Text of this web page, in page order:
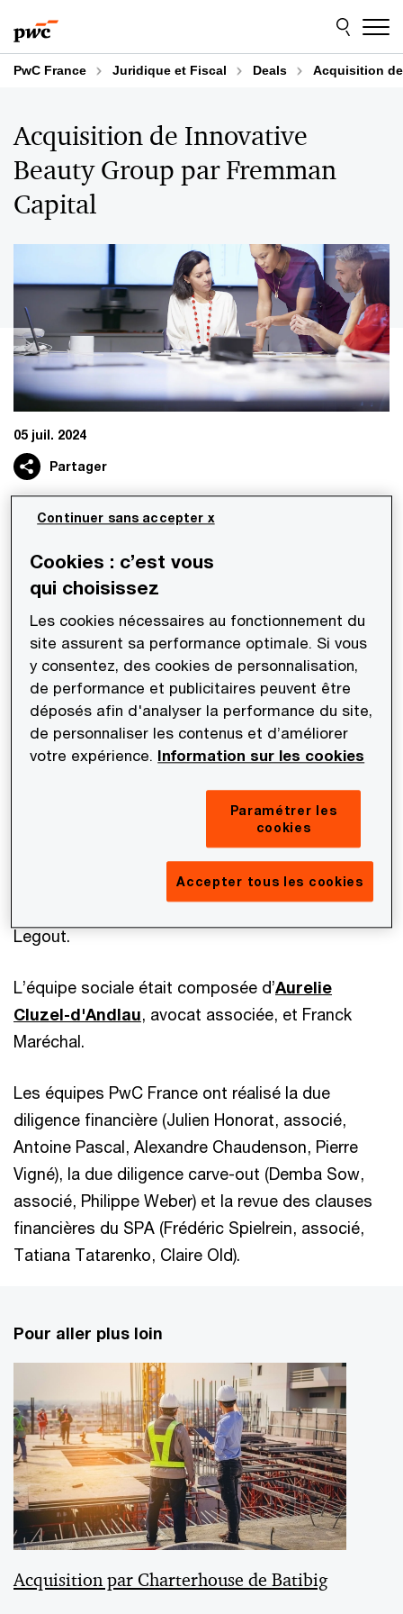
au
contenu
au
pied
dePwC France Juridique et Fiscal Deals Acquisition
Acquisition de Innovative
Beauty Group par Fremman
Capital
05 juil. 2024
Partager
d’Avocats sont intervenues pour le
compte Fremman Capital dans le cadre de
son acquisition de Innovative Beauty Group :
PwC Société d’Avocats a réalisé les travaux de
due diligence fiscale, juridique et sociale pour le
compte de Fremman Capital dans le cadre de son
acquisition de Innovative Beauty Group.
L’équipe fiscale était composée deFabien
, avocat associé, et Delphine Lévy.
L’équipe juridique était composée deClaire
, avocat associée, et Anne-Laure
Legout.
L’équipe sociale était composée d’Aurelie
Cluzel-d'Andlau, avocat associée, et Franck
Maréchal.
Les équipes PwC France ont réalisé la due
diligence financière (Julien Honorat, associé,
Antoine Pascal, Alexandre Chaudenson, Pierre
Vigné), la due diligence carve-out (Demba Sow,
associé, Philippe Weber) et la revue des clauses
financières du SPA (Frédéric Spielrein, associé,
Tatiana Tatarenko, Claire Old).
Pour aller plus loin
Acquisition par Charterhouse de Batibig
Cookies : c’est vous
qui choisissez
Les cookies nécessaires au fonctionnement du
site assurent sa performance optimale. Si vous
y consentez, des cookies de personnalisation,
de performance et publicitaires peuvent être
déposés afin d'analyser la performance du site,
de personnaliser les contenus et d’améliorer
votre expérience. Information sur les cookies
Paramétrer les
cookies
Accepter tous les cookies
Continuer sans accepter x